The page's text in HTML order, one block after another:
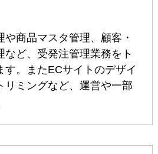
商品マスタ管理、顧客・
など、受発注管理業務をト
す。またECサイトのデザイ
リミングなど、運営や一部